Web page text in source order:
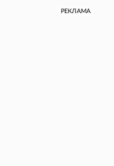
РЕКЛАМА